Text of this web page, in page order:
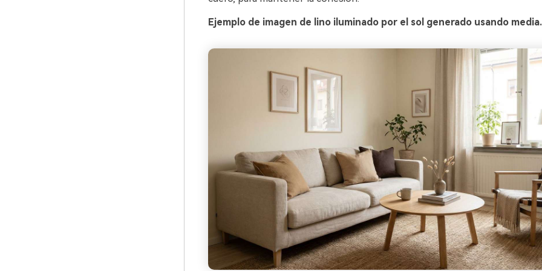
Ejemplo de imagen de lino iluminado por el sol generado usando